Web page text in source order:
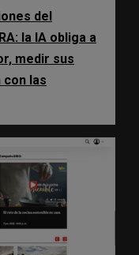
del
la IA obliga a
medir sus
las